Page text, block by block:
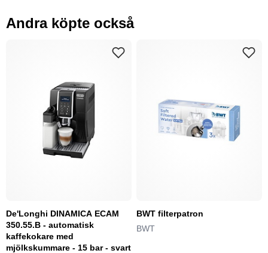
Andra köpte också
De'Longhi DINAMICA ECAM
350.55.B - automatisk
kaffekokare med
mjölkskummare - 15 bar - svart
BWT filterpatron
BWT